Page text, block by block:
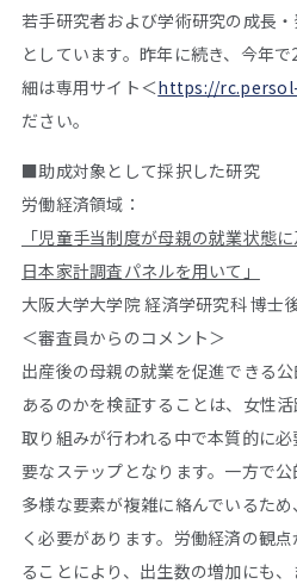
若手研究者および学術研究の成長
としています。昨年に続き、今年
細は専用サイト＜https://
ださい。
■助成対象として採択した研究
労働経済領域：
「児童手当制度が母親の就業状態
日本家計調査パネルを用いて」
大阪大学大学院 経済学研究科 博士
＜審査員からのコメント＞
出産後の母親の就業を促進できる
あるのかを検証することは、女性
取り組みが行われる中で本質的に
要なステップとなります。一方で
多様な要素が複雑に絡んでいるた
く必要があります。労働経済の観
ることにより、出生数の増加にも